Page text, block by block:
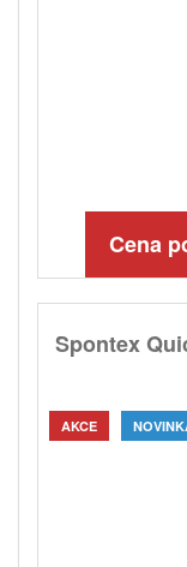
Cena
Spontex
AKCE